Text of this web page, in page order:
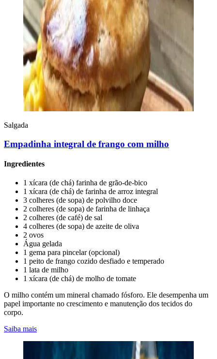
Salgada
Empadinha integral de frango com milho
Ingredientes
1 xícara (de chá) farinha de grão-de-bico
1 xícara (de chá) de farinha de arroz integral
3 colheres (de sopa) de polvilho doce
2 colheres (de sopa) de farinha de linhaça
2 colheres (de café) de sal
4 colheres (de sopa) de azeite de oliva
2 ovos
Água gelada
1 gema para pincelar (opcional)
1 peito de frango cozido desfiado e temperado
1 lata de milho
1 xícara (de chá) de molho de tomate
O milho contém um mineral chamado fósforo. Ele desempenha um
papel importante no crescimento e manutenção dos tecidos do
corpo.
Saiba mais